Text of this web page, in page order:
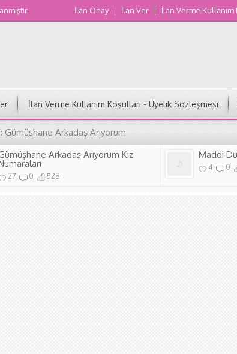
İlan Onay İlan Ver İlan Verme
İlan Verme Kullanım Koşulları - Üyelik Sözleşmesi
Gümüşhane Arkadaş Arıyorum
Arkadaş Arıyorum Kız
27 0 528
Maddi
4 0